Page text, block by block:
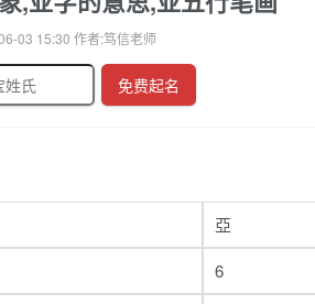
03 15:30 作者:笃信老师
免费起名
亞
6